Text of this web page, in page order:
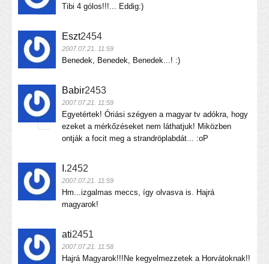
Tibi 4 gólos!!!... Eddig:)
Eszt2454
2007.07.21. 11:59
Benedek, Benedek, Benedek...! :)
Babir2453
2007.07.21. 11:59
Egyetértek! Óriási szégyen a magyar tv adókra, hogy
ezeket a mérkőzéseket nem láthatjuk! Miközben
ontják a focit meg a strandröplabdát... :oP
I.2452
2007.07.21. 11:59
Hm...izgalmas meccs, így olvasva is. Hajrá
magyarok!
ati2451
2007.07.21. 11:58
Hajrá Magyarok!!!Ne kegyelmezzetek a Horvátoknak!!